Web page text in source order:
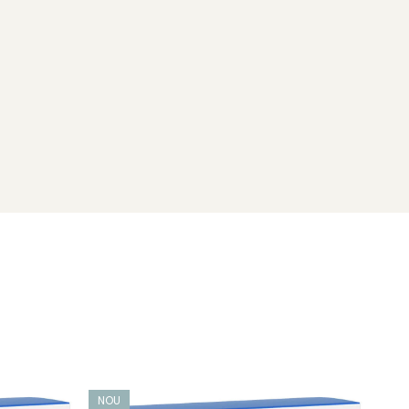
Oracle®, Java, Adobe®, Zoom și multe altele.
dvs. fără consimțământul acestora.
NOU